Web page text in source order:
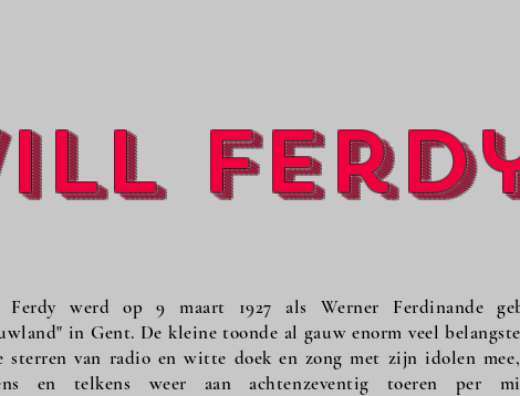
werd op 9 maart 1927 als Werner Ferdinande
in Gent. De kleine toonde al gauw enorm veel
sterren van radio en witte doek en zong met zijn idolen
en telkens weer aan achtenzeventig toeren per